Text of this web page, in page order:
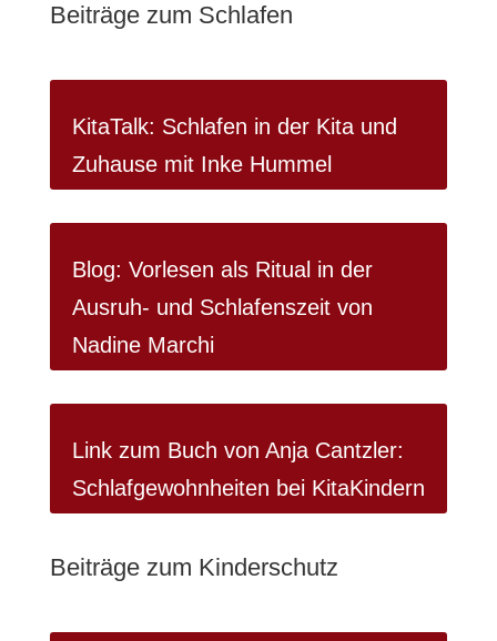
Beiträge zum Schlafen
KitaTalk: Schlafen in der Kita und
Zuhause mit Inke Hummel
Blog: Vorlesen als Ritual in der
Ausruh- und Schlafenszeit von
Nadine Marchi
Link zum Buch von Anja Cantzler:
Schlafgewohnheiten bei KitaKindern
Beiträge zum Kinderschutz